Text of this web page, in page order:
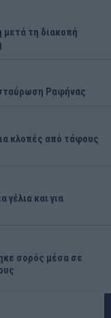
μετά τη διακοπή
Ραφήνας
κλοπές από τάφους
και για
σορός μέσα σε